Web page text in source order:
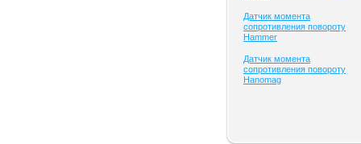
Датчик момента
сопротивления повороту
Hammer
Датчик момента
сопротивления повороту
Hanomag